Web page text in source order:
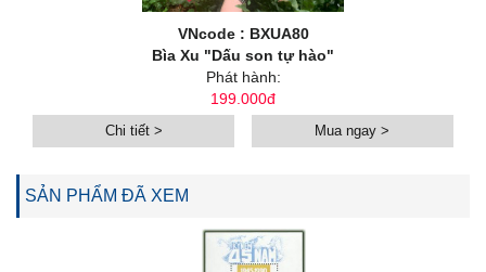
VNcode : BXUA80
Bìa Xu "Dấu son tự hào"
Phát hành:
199.000đ
Chi tiết > Mua ngay >
SẢN PHẨM ĐÃ XEM